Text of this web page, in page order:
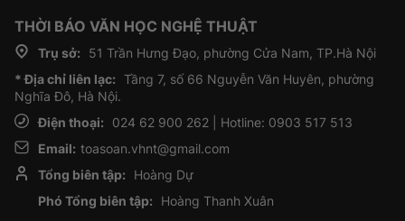
THỜI BÁO VĂN HỌC NGHỆ THUẬT
Trụ sở:
51 Trần Hưng Đạo, phường Cửa Nam, TP.Hà Nội
* Địa chỉ liên lạc: Tầng 7, số 66 Nguyễn Văn Huyên, phường
Nghĩa Đô, Hà Nội.
Điện thoại:
024 62 900 262 | Hotline: 0903 517 513
Email: toasoan.vhnt@gmail.com
Tổng biên tập:
Hoàng Dự
Phó Tổng biên tập:
Hoàng Thanh Xuân